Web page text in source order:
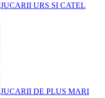
JUCARII URS SI CATEL
JUCARII DE PLUS MARI